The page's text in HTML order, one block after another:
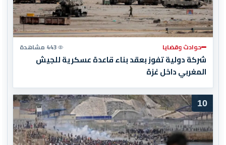
حوادث وقضايا 443 مشاهدة
شركة دولية تفوز بعقد بناء قاعدة عسكرية للجيش
المغربي داخل غزة
10